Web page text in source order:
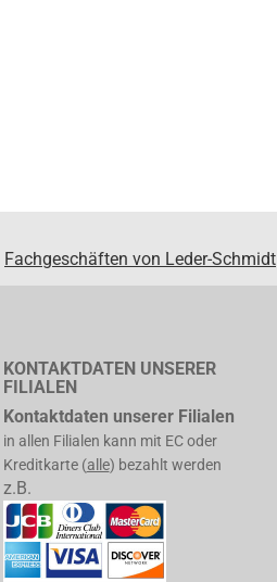
Fachgeschäften von Leder-Schmidt
KONTAKTDATEN UNSERER
FILIALEN
Kontaktdaten unserer Filialen
in allen Filialen kann mit EC oder
Kreditkarte (alle) bezahlt werden
z.B.